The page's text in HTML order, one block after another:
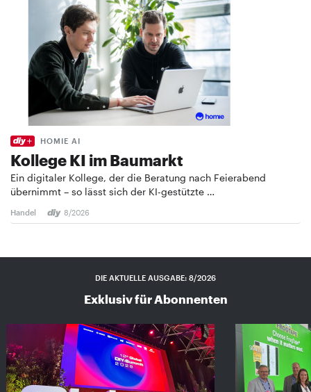
HOMIE AI
Kollege KI im Baumarkt
Ein digitaler Kollege, der die Beratung nach Feierabend
übernimmt – so lässt sich der KI-gestützte …
Handel 8/2026
DIE AKTUELLE AUSGABE: 8/2026
Exklusiv für Abonnenten